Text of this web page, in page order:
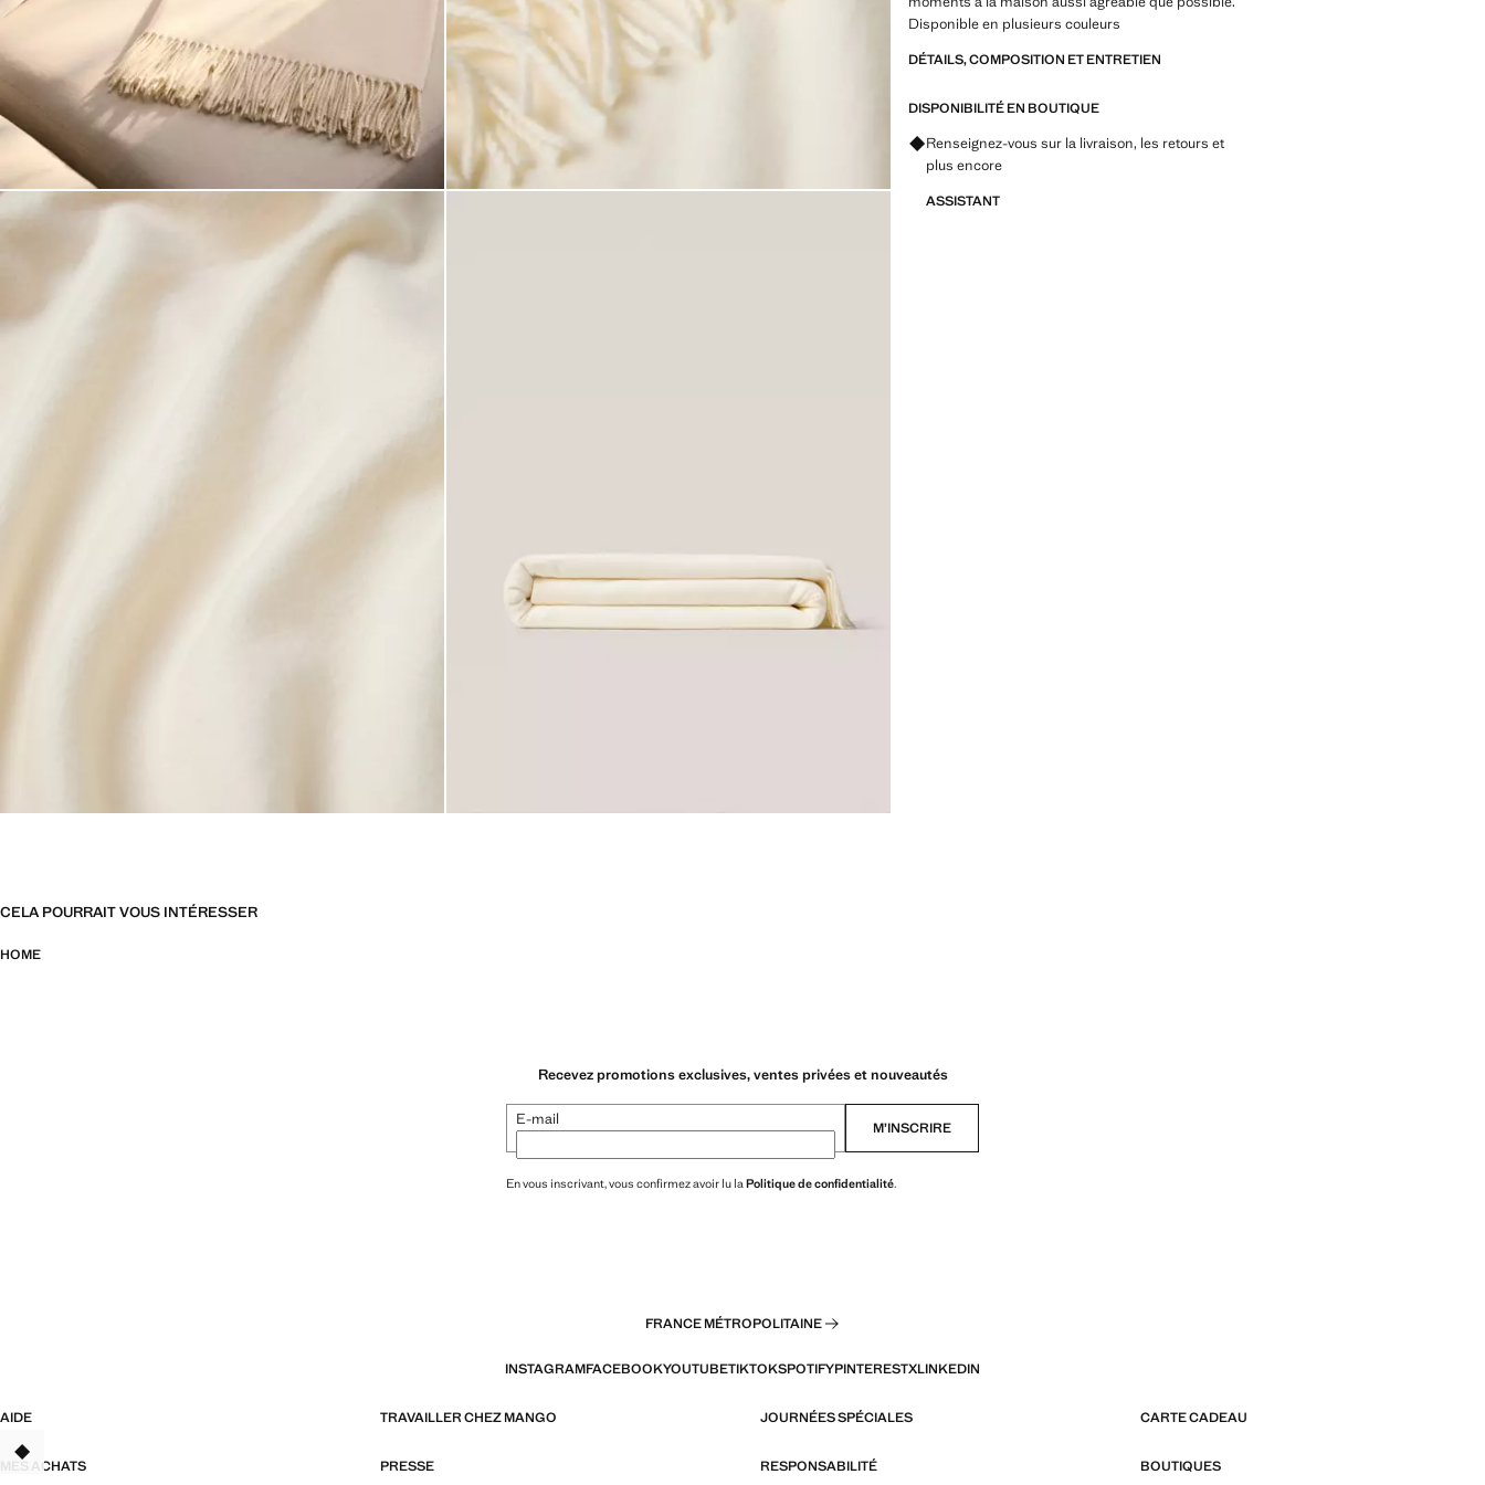
Disponible en plusieurs couleurs
DÉTAILS, COMPOSITION ET ENTRETIEN
DISPONIBILITÉ EN BOUTIQUE
Renseignez-vous sur la livraison, les retours et
plus encore
ASSISTANT
CELA POURRAIT VOUS INTÉRESSER
HOME
Recevez promotions exclusives, ventes privées et nouveautés
E-mail M’INSCRIRE
En vous inscrivant, vous confirmez avoir lu laPolitique de confidentialité.
FRANCE MÉTROPOLITAINE
INSTAGRAMFACEBOOKYOUTUBETIKTOKSPOTIFYPINTERESTXLINKEDIN
AIDE TRAVAILLER CHEZ MANGO JOURNÉES SPÉCIALES CARTE CADEAU
MES ACHATS PRESSE RESPONSABILITÉ BOUTIQUES